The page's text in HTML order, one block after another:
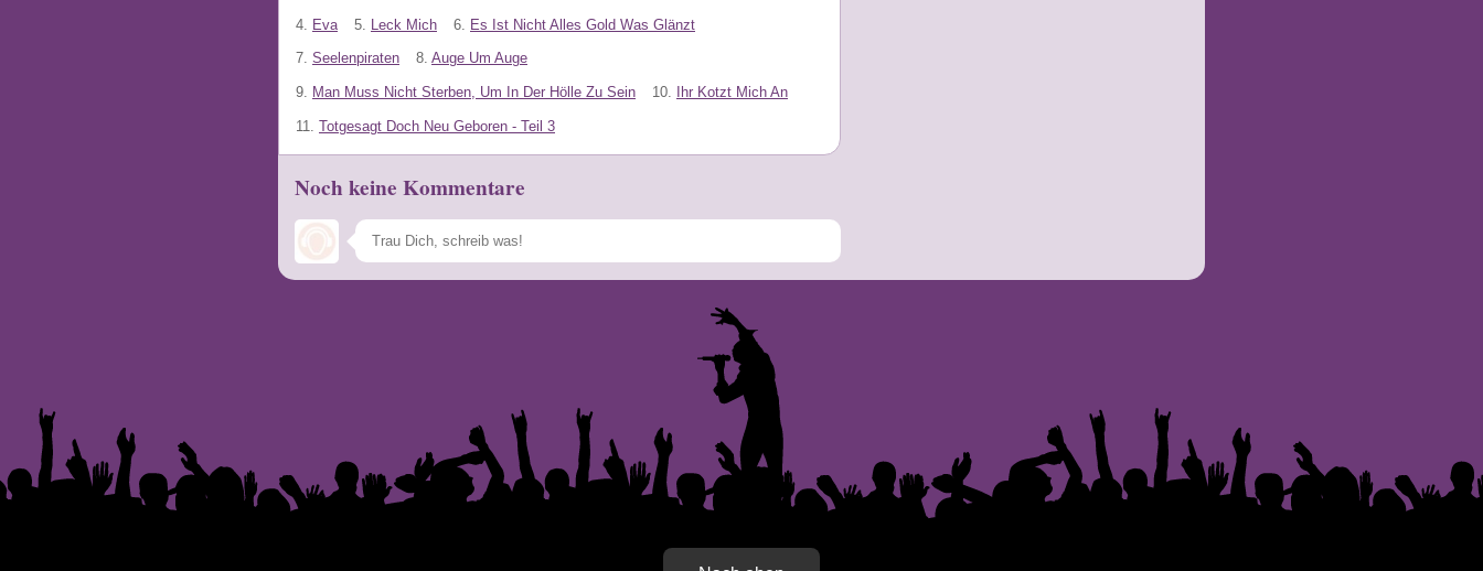
4. Eva 5. Leck Mich 6. Es Ist Nicht Alles Gold Was Glänzt
7. Seelenpiraten 8. Auge Um Auge
9. Man Muss Nicht Sterben, Um In Der Hölle Zu Sein 10. Ihr Kotzt Mich An
11. Totgesagt Doch Neu Geboren - Teil 3
Noch keine Kommentare
Speichern